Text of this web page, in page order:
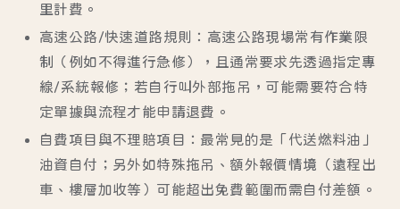
里計費。
高速公路/快速道路規則
：高速公路現場常有作業限
制（例如不得進行急修），且通常要求先透過指定專
線/系統報修；若自行叫外部拖吊，可能需要符合特
定單據與流程才能申請退費。
自費項目與不理賠項目 ：最常見的是「代送燃料油」
油資自付；另外如特殊拖吊、額外報價情境（遠程出
車、樓層加收等）可能超出免費範圍而需自付差額。